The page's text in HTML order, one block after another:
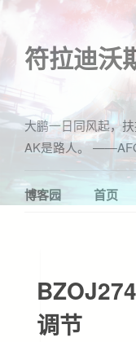
符拉迪沃
大鹏一日同风起，
AK是路人。
博客园 首页
调节